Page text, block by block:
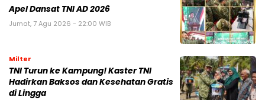
Apel Dansat TNI AD 2026
Jumat, 7 Agu 2026 - 22:00 WIB
Milter
TNI Turun ke Kampung! Kaster TNI
Hadirkan Baksos dan Kesehatan Gratis
di Lingga